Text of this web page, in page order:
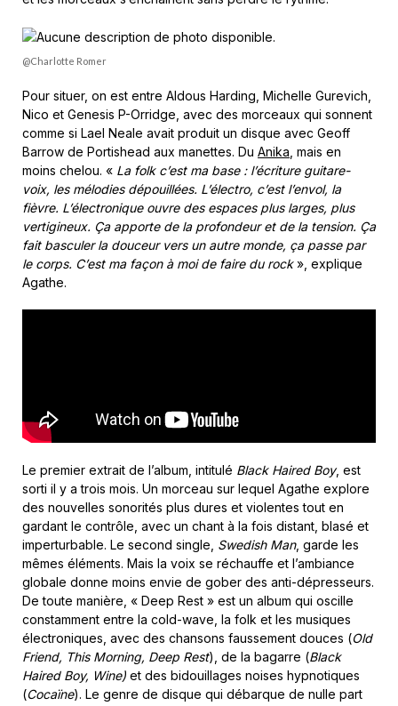
@Charlotte Romer
Pour situer, on est entre Aldous Harding, Michelle Gurevich,
Nico et Genesis P-Orridge, avec des morceaux qui sonnent
comme si Lael Neale avait produit un disque avec Geoff
Barrow de Portishead aux manettes. Du Anika , mais en
moins chelou. « La folk c’est ma base : l’écriture guitare-
voix, les mélodies dépouillées. L’électro, c’est l’envol, la
fièvre. L’électronique ouvre des espaces plus larges, plus
vertigineux. Ça apporte de la profondeur et de la tension. Ça
fait basculer la douceur vers un autre monde, ça passe par
le corps. C’est ma façon à moi de faire du rock», explique
Agathe.
Le premier extrait de l’album, intitulé Black Haired Boy, est
sorti il y a trois mois. Un morceau sur lequel Agathe explore
des nouvelles sonorités plus dures et violentes tout en
gardant le contrôle, avec un chant à la fois distant, blasé et
imperturbable. Le second single, Swedish Man, garde les
mêmes éléments. Mais la voix se réchauffe et l’ambiance
globale donne moins envie de gober des anti-dépresseurs.
De toute manière, « Deep Rest » est un album qui oscille
constamment entre la cold-wave, la folk et les musiques
électroniques, avec des chansons faussement douces (Old
Friend, This Morning, Deep Rest), de la bagarre (Black
Haired Boy, Wine) et des bidouillages noises hypnotiques
(Cocaïne). Le genre de disque qui débarque de nulle part